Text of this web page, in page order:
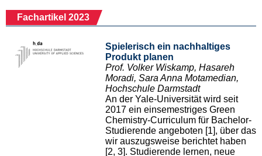
Fachartikel 2023
Spielerisch ein nachhaltiges
Produkt planen
Prof. Volker Wiskamp, Hasareh
Moradi, Sara Anna Motamedian,
Hochschule Darmstadt
An der Yale-Universität wird seit
2017 ein einsemestriges Green
Chemistry-Curriculum für Bachelor-
Studierende angeboten [1], über das
wir auszugsweise berichtet haben
[2, 3]. Studierende lernen, neue